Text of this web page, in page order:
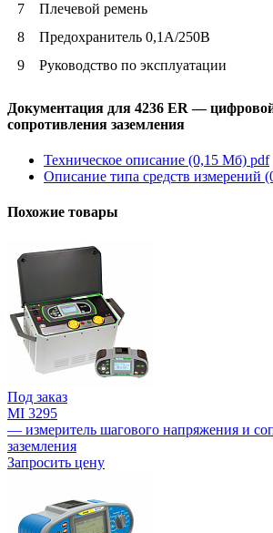
7
Плечевой ремень
8
Предохранитель 0,1А/250В
9
Руководство по эксплуатации
Документация для 4236 ER —
сопротивления заземления
Техническое описание (0,15 Мб) pdf
Описание типа средств измерений
Похожие товары
Под заказ
MI 3295
— измеритель шагового напряжения и
заземления
Запросить цену